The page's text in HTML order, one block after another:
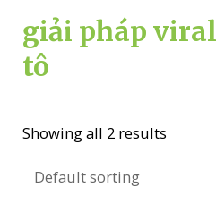
giải pháp
tô
Showing all 2 results